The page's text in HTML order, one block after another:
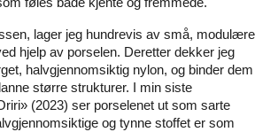
lager jeg hundrevis av små, modulære
hjelp av porselen. Deretter dekker jeg
halvgjennomsiktig nylon, og binder dem
større strukturer. I min siste
(2023) ser porselenet ut som sarte
og tynne stoffet er som